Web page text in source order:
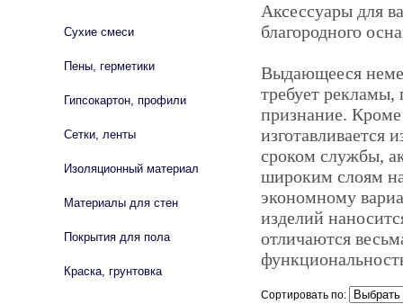
Аксессуары для
благородного
Выдающееся
требует
признание.
изготавливается
сроком службы,
широким слоям
экономному
изделий
отличаются
Сортировать по:
Сухие смеси
Пены, герметики
Гипсокартон, профили
Сетки, ленты
Изоляционный материал
Материалы для стен
Покрытия для пола
Краска, грунтовка